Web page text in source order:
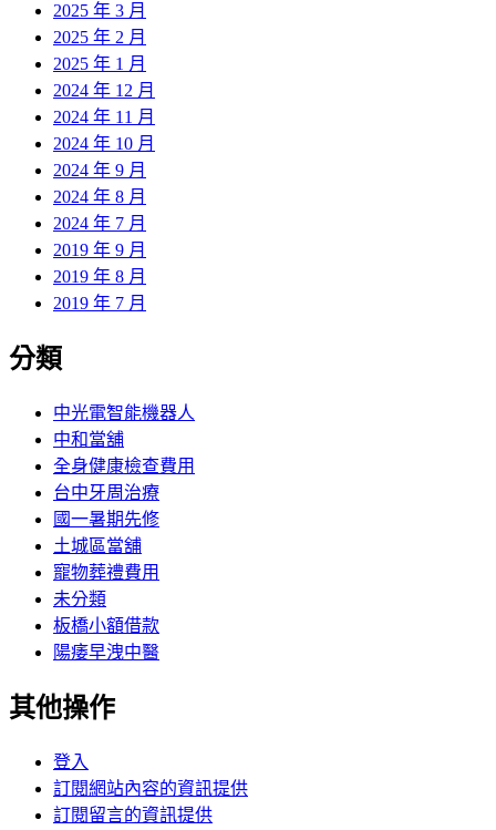
2025 年 3 月
2025 年 2 月
2025 年 1 月
2024 年 12 月
2024 年 11 月
2024 年 10 月
2024 年 9 月
2024 年 8 月
2024 年 7 月
2019 年 9 月
2019 年 8 月
2019 年 7 月
分類
中光電智能機器人
中和當舖
全身健康檢查費用
台中牙周治療
國一暑期先修
土城區當舖
寵物葬禮費用
未分類
板橋小額借款
陽痿早洩中醫
其他操作
登入
訂閱網站內容的資訊提供
訂閱留言的資訊提供